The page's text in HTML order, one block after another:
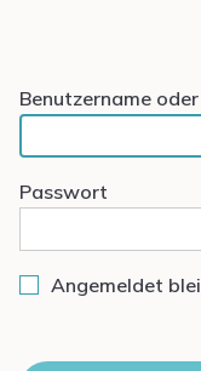
Benutzername
Passwort
Angemeldet